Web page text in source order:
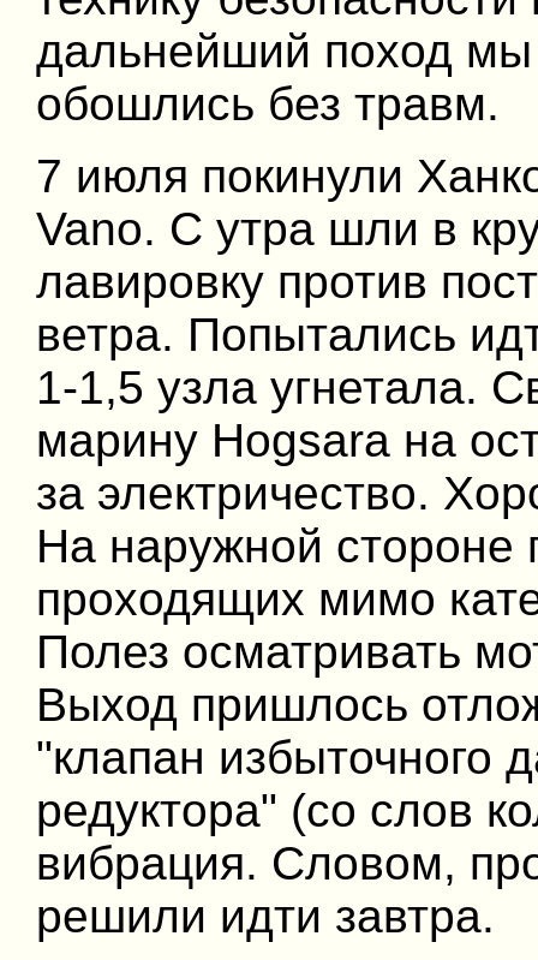
дальнейший поход
обошлись без травм.
7 июля покинули
Vano. С утра шли в
лавировку против
ветра. Попытались
1-1,5 узла угнетала.
марину Hogsara на
за электричество.
На наружной стороне
проходящих мимо
Полез осматривать
Выход пришлось
"клапан избыточного
редуктора" (со слов
вибрация. Словом,
решили идти завтра.